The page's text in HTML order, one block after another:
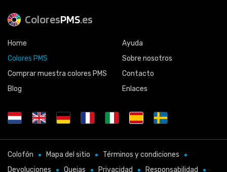
ColoresPMS.es
Home
Colores PMS
Comprar muestra colores PMS
Blog
Ayuda
Sobre nosotros
Contacto
Enlaces
Colofón Mapa del sitio
Términos y condiciones
Devoluciones
Quejas Privacidad Responsabilidad